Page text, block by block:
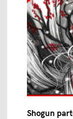
Shogun